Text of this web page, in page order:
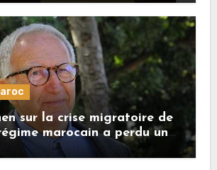
sur la crise migratoire de
marocain a perdu une
de sa crédibilité vis-à-vis